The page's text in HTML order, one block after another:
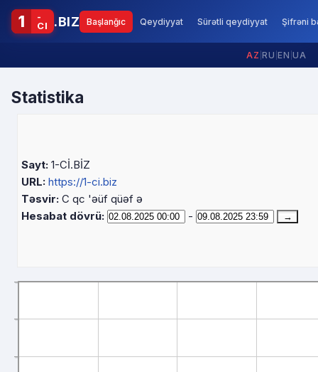
1
-
CI
.BIZ Başlanğıc Qeydiyyat Sürətli qeydiyyat Şifrəni
AZ RU EN UA
Statistika
Sayt: 1-Cİ.BİZ
URL: https://1-ci.biz
Təsvir: C qc 'əüf qüəf ə
Hesabat dövrü:
-